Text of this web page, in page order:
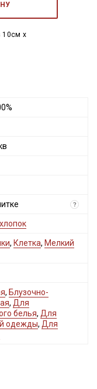
10см x
?
, Клетка, Мелкий
, Блузочно-
, Для
белья, Для
одежды, Для